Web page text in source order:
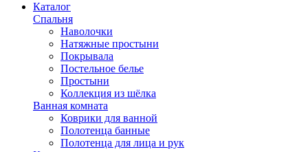
Каталог
Спальня
Наволочки
Натяжные простыни
Покрывала
Постельное белье
Простыни
Коллекция из шёлка
Ванная комната
Коврики для ванной
Полотенца банные
Полотенца для лица и рук